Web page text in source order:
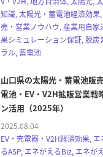
知識, 太陽光・蓄電池経済効果
売・営業ノウハウ, 産業用自
果シミュレーション保証, 脱炭
ラル, 蓄電池
山口県の太陽光・蓄電池販
電池・EV・V2H拡販営業戦
ン活用（2025年）
2025.08.04
EV・充電器・V2H経済効果,
るASP, エネがえるBiz, エネが